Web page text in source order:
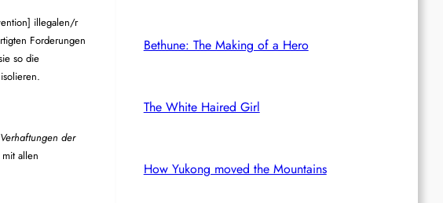
illegalen/r
Forderungen
so die
der
allen
Bethune: The Making of a Hero
The White Haired Girl
How Yukong moved the Mountains